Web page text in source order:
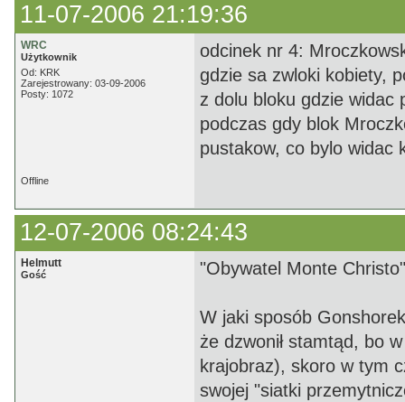
11-07-2006 21:19:36
WRC
Użytkownik
Od: KRK
Zarejestrowany: 03-09-2006
Posty: 1072
odcinek nr 4:
gdzie sa zwloki kobiety,
z dolu bloku gdzie widac
podczas gdy blok
pustakow, co bylo widac
Offline
12-07-2006 08:24:43
Helmutt
Gość "Obywatel Monte Christo"
W jaki sposób
że dzwonił stamtąd, bo
krajobraz), skoro w tym
swojej "siatki